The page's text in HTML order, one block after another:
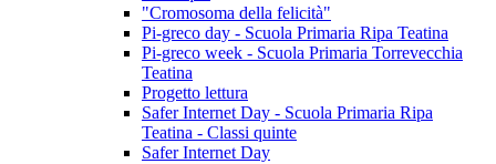
"Cromosoma della felicità"
Pi-greco day - Scuola Primaria Ripa Teatina
Pi-greco week - Scuola Primaria Torrevecchia
Teatina
Progetto lettura
Safer Internet Day - Scuola Primaria Ripa
Teatina - Classi quinte
Safer Internet Day